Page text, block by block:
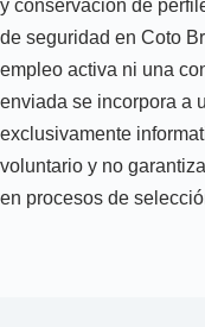
y conservación de
de seguridad en Coto
empleo activa ni una
enviada se incorpora a
exclusivamente
voluntario y no
en procesos de